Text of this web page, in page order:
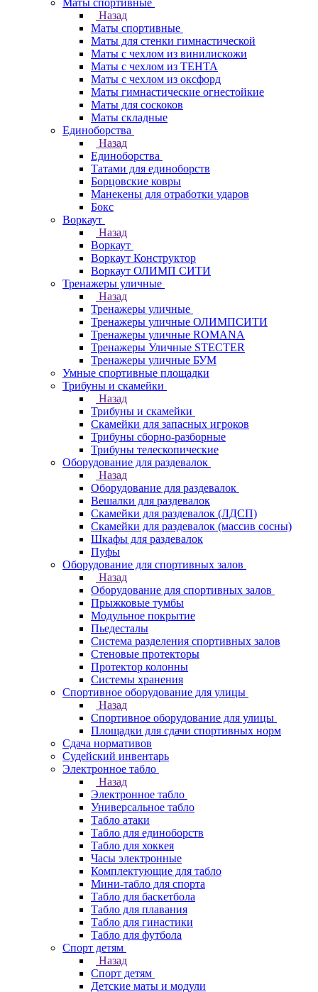
Маты спортивные
Назад
Маты спортивные
Маты для стенки гимнастической
Маты с чехлом из винилискожи
Маты с чехлом из ТЕНТА
Маты с чехлом из оксфорд
Маты гимнастические огнестойкие
Маты для соскоков
Маты складные
Единоборства
Назад
Единоборства
Татами для единоборств
Борцовские ковры
Манекены для отработки ударов
Бокс
Воркаут
Назад
Воркаут
Воркаут Конструктор
Воркаут ОЛИМП СИТИ
Тренажеры уличные
Назад
Тренажеры уличные
Тренажеры уличные ОЛИМПСИТИ
Тренажеры уличные ROMANA
Тренажеры Уличные STECTER
Тренажеры уличные БУМ
Умные спортивные площадки
Трибуны и скамейки
Назад
Трибуны и скамейки
Скамейки для запасных игроков
Трибуны сборно-разборные
Трибуны телескопические
Оборудование для раздевалок
Назад
Оборудование для раздевалок
Вешалки для раздевалок
Скамейки для раздевалок (ЛДСП)
Скамейки для раздевалок (массив сосны)
Шкафы для раздевалок
Пуфы
Оборудование для спортивных залов
Назад
Оборудование для спортивных залов
Прыжковые тумбы
Модульное покрытие
Пьедесталы
Система разделения спортивных залов
Стеновые протекторы
Протектор колонны
Системы хранения
Спортивное оборудование для улицы
Назад
Спортивное оборудование для улицы
Площадки для сдачи спортивных норм
Сдача нормативов
Судейский инвентарь
Электронное табло
Назад
Электронное табло
Универсальное табло
Табло атаки
Табло для единоборств
Табло для хоккея
Часы электронные
Комплектующие для табло
Мини-табло для спорта
Табло для баскетбола
Табло для плавания
Табло для гинастики
Табло для футбола
Спорт детям
Назад
Спорт детям
Детские маты и модули